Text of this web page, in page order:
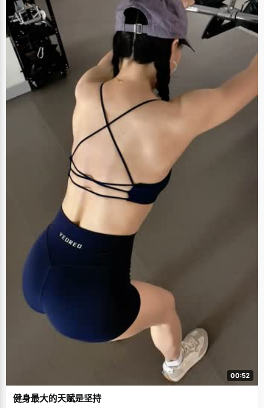
00:52
健身最大的天赋是坚持